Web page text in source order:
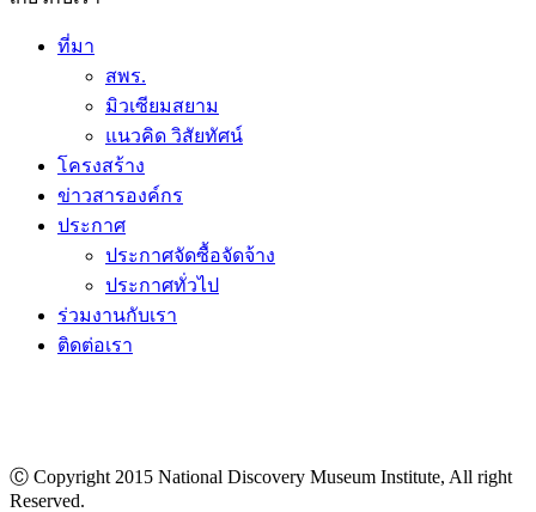
ที่มา
สพร.
มิวเซียมสยาม
แนวคิด วิสัยทัศน์
โครงสร้าง
ข่าวสารองค์กร
ประกาศ
ประกาศจัดซื้อจัดจ้าง
ประกาศทั่วไป
ร่วมงานกับเรา
ติดต่อเรา
Ⓒ Copyright 2015 National Discovery Museum Institute, All right
Reserved.